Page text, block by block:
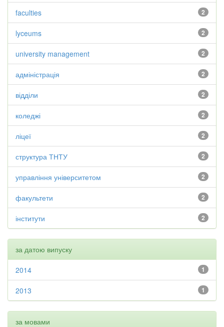
2
faculties
2
lyceums
2
university management
2
адміністрація
2
відділи
2
коледжі
2
ліцеї
2
структура ТНТУ
2
управління університетом
2
факультети
2
інститути
за датою випуску
1
2014
1
2013
за мовами